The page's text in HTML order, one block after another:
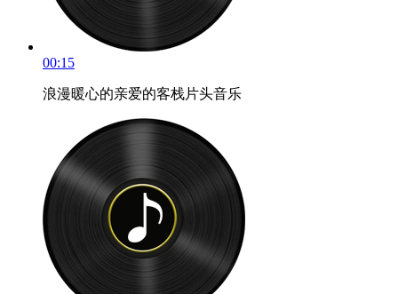
00:15
浪漫暖心的亲爱的客栈片头音乐